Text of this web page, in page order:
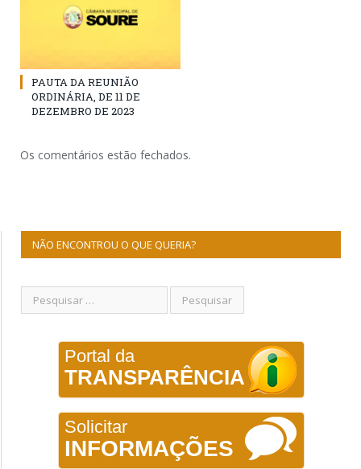
PAUTA DA REUNIÃO
ORDINÁRIA, DE 11 DE
DEZEMBRO DE 2023
Os comentários estão fechados.
NÃO ENCONTROU O QUE QUERIA?
Portal da
TRANSPARÊNCIA
Solicitar
INFORMAÇÕES